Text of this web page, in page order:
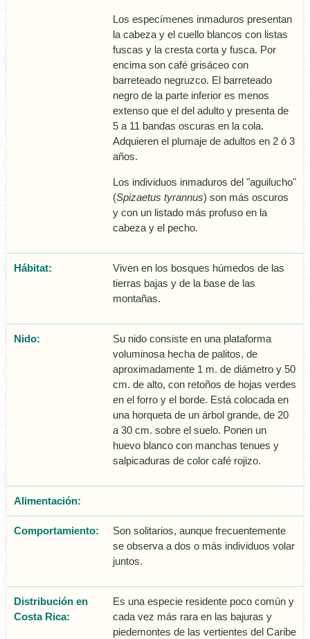
Los especí­menes inmaduros presentan
la cabeza y el cuello blancos con listas
fuscas y la cresta corta y fusca. Por
encima son café grisáceo con
barreteado negruzco. El barreteado
negro de la parte inferior es menos
extenso que el del adulto y presenta de
5 a 11 bandas oscuras en la cola.
Adquieren el plumaje de adultos en 2 ó 3
años.
Los individuos inmaduros del "aguilucho"
(Spizaetus tyrannus) son más oscuros
y con un listado más profuso en la
cabeza y el pecho.
Hábitat:
Viven en los bosques húmedos de las
tierras bajas y de la base de las
montañas.
Nido:
Su nido consiste en una plataforma
voluminosa hecha de palitos, de
aproximadamente 1 m. de diámetro y 50
cm. de alto, con retoños de hojas verdes
en el forro y el borde. Está colocada en
una horqueta de un árbol grande, de 20
a 30 cm. sobre el suelo. Ponen un
huevo blanco con manchas tenues y
salpicaduras de color café rojizo.
Alimentación:
Comportamiento:
Son solitarios, aunque frecuentemente
se observa a dos o más individuos volar
juntos.
Distribución en
Costa Rica:
Es una especie residente poco común y
cada vez más rara en las bajuras y
piedemontes de las vertientes del Caribe